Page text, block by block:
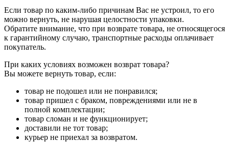
Если товар по каким-либо причинам Вас не устроил, то его
можно вернуть, не нарушая целостности упаковки.
Обратите внимание, что при возврате товара, не относящегося
к гарантийному случаю, транспортные расходы оплачивает
покупатель.
При каких условиях возможен возврат товара?
Вы можете вернуть товар, если:
товар не подошел или не понравился;
товар пришел с браком, повреждениями или не в
полной комплектации;
товар сломан и не функционирует;
доставили не тот товар;
курьер не приехал за возвратом.